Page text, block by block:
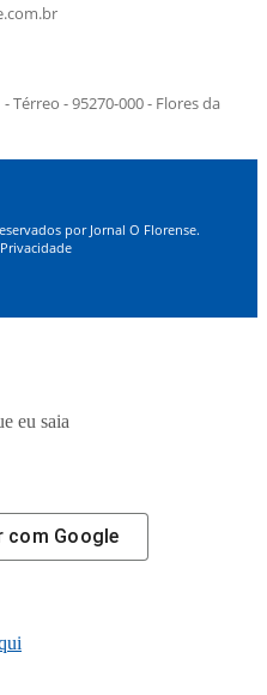
Térreo - 95270-000 - Flores da
por Jornal O Florense.
eu saia
com Google